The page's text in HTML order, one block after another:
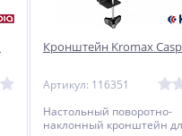
Кронштейн Kromax
Артикул: 116351
Настольный поворотно-
наклонный кронштейн